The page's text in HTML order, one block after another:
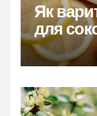
Як
для